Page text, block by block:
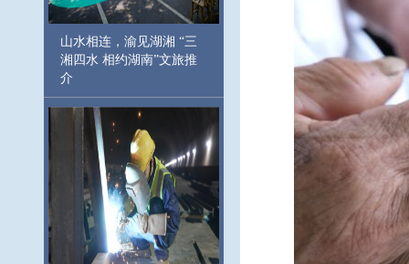
山水相连，渝见湖湘 “三
湘四水 相约湖南”文旅推
介